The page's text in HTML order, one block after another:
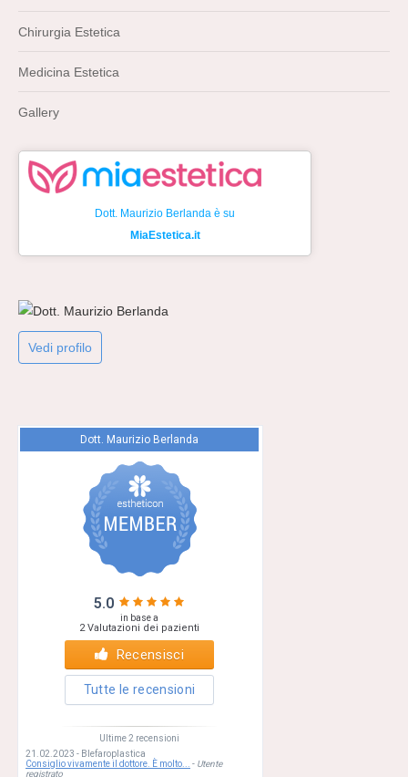
windowwindowwindowwindow
Chirurgia Estetica
Medicina Estetica
Gallery
Dott. Maurizio Berlanda è su
MiaEstetica.it
Vedi profilo